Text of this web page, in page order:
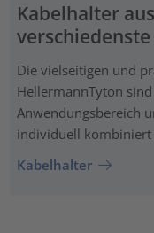
Kabelhalter
Die vielseitigen und
HellermannTyton
Anwendungsbereich
individuell kombiniert
Kabelhalter